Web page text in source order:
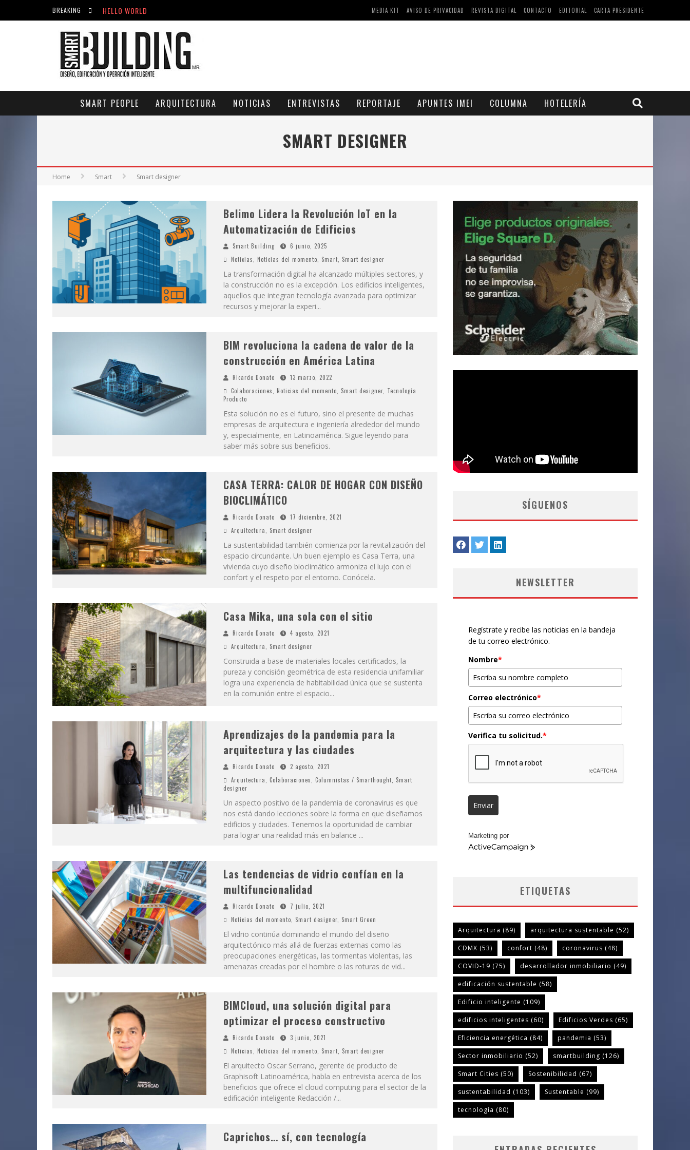
BREAKING
HELLO WORLD
ACICLOVIR EN FARMACIA VIOLÁN: CREMAS Y COMPRIMIDOS DISPONIBLES
CARTA PRESIDENTE
EDITORIAL
CONTACTO
REVISTA DIGITAL
AVISO DE PRIVACIDAD
MEDIA KIT
SMART PEOPLE ARQUITECTURA NOTICIAS ENTREVISTAS REPORTAJE APUNTES IMEI COLUMNA HOTELERÍA
SMART DESIGNER
Home Smart Smart designer
Belimo Lidera la Revolución IoT en la
Automatización de Edificios
Smart Building
6 junio, 2025
Noticias
Noticias del momento Smart Smart designer
La transformación digital ha alcanzado múltiples sectores, y
la construcción no es la excepción. Los edificios inteligentes,
aquellos que integran tecnología avanzada para optimizar
recursos y mejorar la experi...
BIM revoluciona la cadena de valor de la
construcción en América Latina
Ricardo Donato
13 marzo, 2022
Colaboraciones
Noticias del momento Smart designer, Tecnología
Producto
Esta solución no es el futuro, sino el presente de muchas
empresas de arquitectura e ingeniería alrededor del mundo
y, especialmente, en Latinoamérica. Sigue leyendo para
saber más sobre sus beneficios.
CASA TERRA: CALOR DE HOGAR CON DISEÑO
BIOCLIMÁTICO
Ricardo Donato
17 diciembre, 2021
Arquitectura
Smart designer
La sustentabilidad también comienza por la revitalización del
espacio circundante. Un buen ejemplo es Casa Terra, una
vivienda cuyo diseño bioclimático armoniza el lujo con el
confort y el respeto por el entorno. Conócela.
Casa Mika, una sola con el sitio
Ricardo Donato
4 agosto, 2021
Arquitectura
Smart designer
Construida a base de materiales locales certificados, la
pureza y concisión geométrica de esta residencia unifamiliar
logra una experiencia de habitabilidad única que se sustenta
en la comunión entre el espacio...
Aprendizajes de la pandemia para la
arquitectura y las ciudades
Ricardo Donato
2 agosto, 2021
Arquitectura
Colaboraciones Columnistas / Smarthought
Smart
designer
Un aspecto positivo de la pandemia de coronavirus es que
nos está dando lecciones sobre la forma en que diseñamos
edificios y ciudades. Tenemos la oportunidad de cambiar
para lograr una realidad más en balance ...
Las tendencias de vidrio confían en la
multifuncionalidad
Ricardo Donato
7 julio, 2021
Noticias del momento
Smart designer, Smart Green
El vidrio continúa dominando el mundo del diseño
arquitectónico más allá de fuerzas externas como las
preocupaciones energéticas, las tormentas violentas, las
amenazas creadas por el hombre o las roturas de vid...
BIMCloud, una solución digital para
optimizar el proceso constructivo
Ricardo Donato
3 junio, 2021
Noticias
Noticias del momento Smart Smart designer
El arquitecto Oscar Serrano, gerente de producto de
Graphisoft Latinoamérica, habla en entrevista acerca de los
beneficios que ofrece el cloud computing para el sector de la
edificación inteligente Redacción /...
Caprichos… sí, con tecnología
SÍGUENOS
NEWSLETTER
Regístrate y recibe las noticias en la bandeja
de tu correo electrónico.
Nombre*
Correo electrónico*
Verifica tu solicitud.*
Enviar
Marketing por
ActiveCampaign
ETIQUETAS
Arquitectura (89) arquitectura sustentable (52)
CDMX (53) confort (48) coronavirus (48)
COVID-19 (75) desarrollador inmobiliario (49)
edificación sustentable (58)
Edificio inteligente (109)
edificios inteligentes (60) Edificios Verdes (65)
Eficiencia energética (84) pandemia (53)
Sector inmobiliario (52) smartbuilding (126)
Smart Cities (50) Sostenibilidad (67)
sustentabilidad (103) Sustentable (99)
tecnología (80)